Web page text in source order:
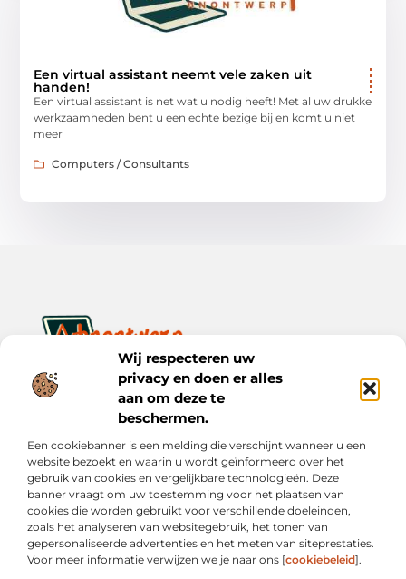
Wij respecteren uw
privacy en doen er alles
aan om deze te
beschermen.
Een cookiebanner is een melding die verschijnt wanneer u een
website bezoekt en waarin u wordt geïnformeerd over het
gebruik van cookies en vergelijkbare technologieën. Deze
banner vraagt om uw toestemming voor het plaatsen van
cookies die worden gebruikt voor verschillende doeleinden,
zoals het analyseren van websitegebruik, het tonen van
gepersonaliseerde advertenties en het meten van siteprestaties.
Voor meer informatie verwijzen we je naar ons [cookiebeleid].
Een virtual assistant neemt vele zaken uit
handen!
Een virtual assistant is net wat u nodig heeft! Met al uw drukke
werkzaamheden bent u een echte bezige bij en komt u niet
meer
Computers / Consultants
Ontwerp je dagelijks leven met inspiratie en verhalen.
Ontdek praktische tips, creatieve ideeën en waardevolle
inzichten op Bnontwerp.nl.
Bericht categorie
Onze informatie